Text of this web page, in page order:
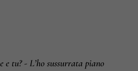
tu? - L’ho sussurrata piano